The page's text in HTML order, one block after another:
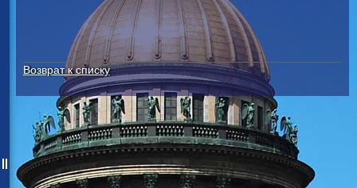
Возврат к списку